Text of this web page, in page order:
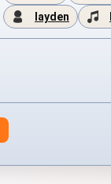
layden